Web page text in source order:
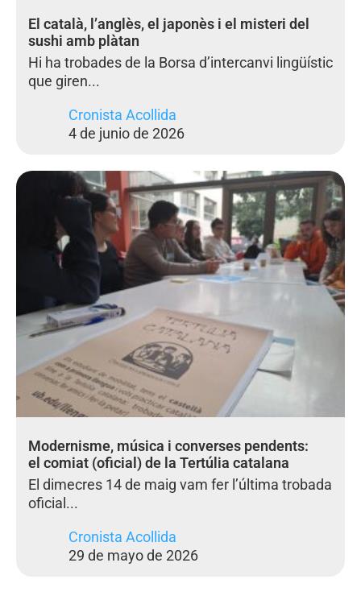
El català, l’anglès, el japonès i el misteri del
sushi amb plàtan
Hi ha trobades de la Borsa d’intercanvi lingüístic
que giren...
Cronista Acollida
4 de junio de 2026
Modernisme, música i converses pendents:
el comiat (oficial) de la Tertúlia catalana
El dimecres 14 de maig vam fer l’última trobada
oficial...
Cronista Acollida
29 de mayo de 2026